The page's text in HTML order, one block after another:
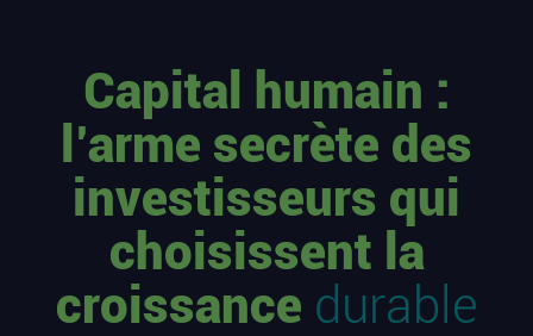
Capital humain :
l’arme secrète des
investisseurs qui
choisissent la
croissance durable